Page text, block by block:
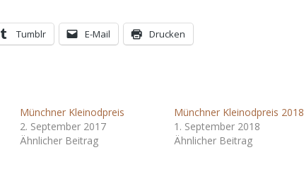
Tumblr E-Mail Drucken
Münchner Kleinodpreis
2. September 2017
Ähnlicher Beitrag
Münchner Kleinodpreis 2018
1. September 2018
Ähnlicher Beitrag